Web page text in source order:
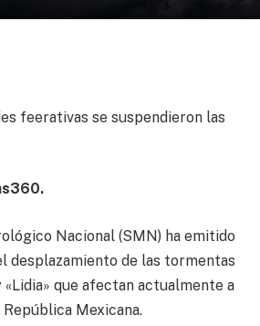
feerativas se suspendieron las
Nacional (SMN) ha emitido
desplazamiento de las tormentas
que afectan actualmente a
Mexicana.